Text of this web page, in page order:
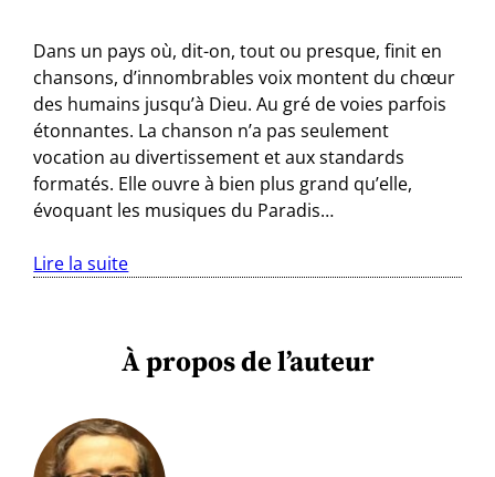
Dans un pays où, dit-on, tout ou presque, finit en
chansons, d’innombrables voix montent du chœur
des humains jusqu’à Dieu. Au gré de voies parfois
étonnantes. La chanson n’a pas seulement
vocation au divertissement et aux standards
formatés. Elle ouvre à bien plus grand qu’elle,
évoquant les musiques du Paradis…
Lire la suite
À propos de l’auteur